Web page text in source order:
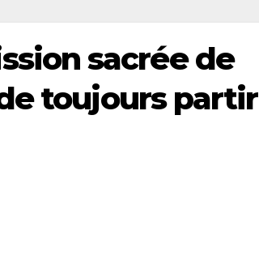
sacrée de
toujours partir